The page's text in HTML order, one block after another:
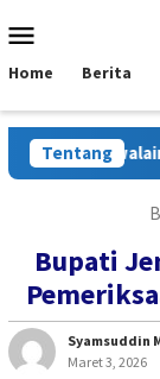
ke
Mobile
Home Berita
Tentang
Bupati
Syamsuddin
Maret 3, 2026